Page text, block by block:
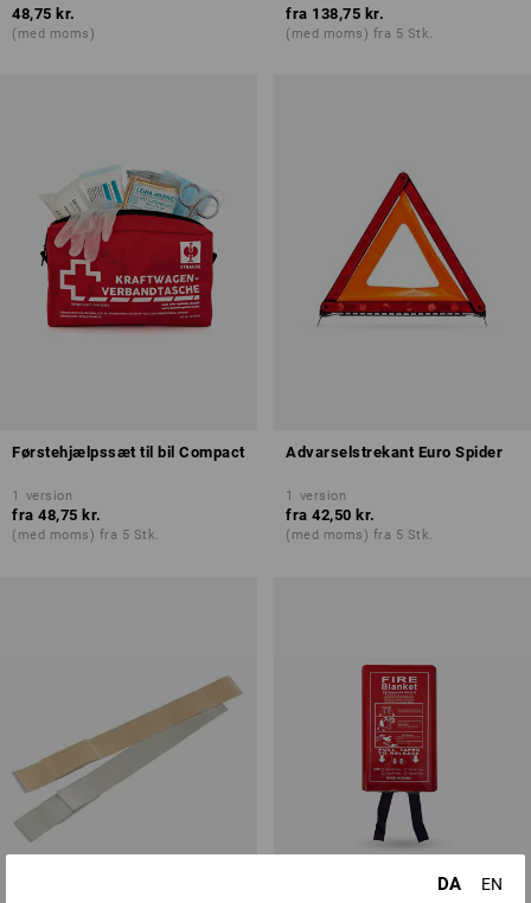
48,75 kr.
(med moms)
fra 138,75 kr.
(med moms) fra 5 Stk.
Førstehjælpssæt til bil Compact
1 version
fra 48,75 kr.
(med moms) fra 5 Stk.
Advarselstrekant Euro Spider
1 version
fra 42,50 kr.
(med moms) fra 5 Stk.
DA EN